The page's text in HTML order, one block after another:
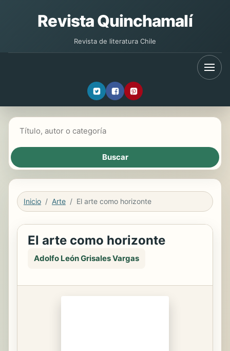
Revista Quinchamalí
Revista de literatura Chile
Inicio Arte El arte como horizonte
El arte como horizonte
Adolfo León Grisales Vargas